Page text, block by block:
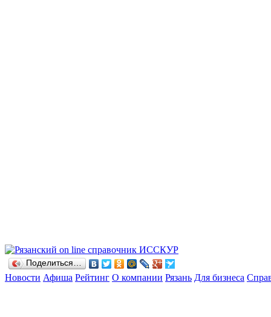
Поделиться…
Новости Афиша Рейтинг О компании Рязань Для бизнеса